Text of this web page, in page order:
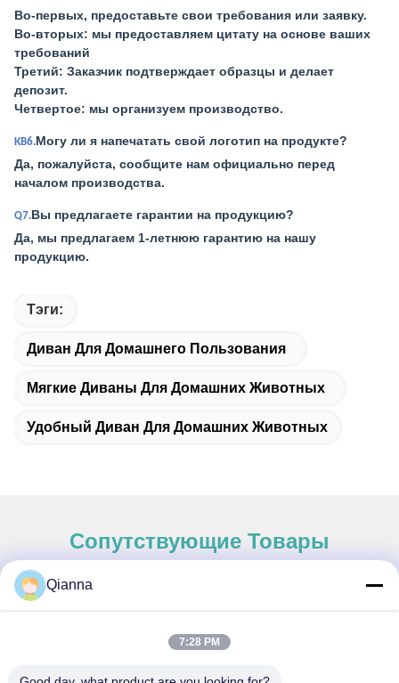
Во-первых, предоставьте свои требования или заявку.
Во-вторых: мы предоставляем цитату на основе ваших
требований
Третий: Заказчик подтверждает образцы и делает
депозит.
Четвертое: мы организуем производство.
КВ6.Могу ли я напечатать свой логотип на продукте?
Да, пожалуйста, сообщите нам официально перед
началом производства.
Q7.Вы предлагаете гарантии на продукцию?
Да, мы предлагаем 1-летнюю гарантию на нашу
продукцию.
Тэги:
Диван Для Домашнего Пользования
Мягкие Диваны Для Домашних Животных
Удобный Диван Для Домашних Животных
Сопутствующие Товары
Быстрый контакт
Адрес
Qianna
7:28 PM